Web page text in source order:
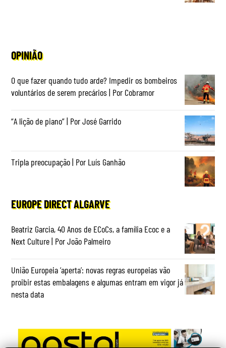
OPINIÃO
O que fazer quando tudo arde? Impedir os bombeiros
voluntários de serem precários | Por Cobramor
“A lição de piano” | Por José Garrido
Tripla preocupação | Por Luís Ganhão
EUROPE DIRECT ALGARVE
Beatriz Garcia, 40 Anos de ECoCs, a família Ecoc e a
Next Culture | Por João Palmeiro
União Europeia ‘aperta’: novas regras europeias vão
proibir estas embalagens e algumas entram em vigor já
nesta data